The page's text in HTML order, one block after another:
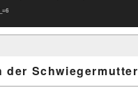
der Schwiegermutter